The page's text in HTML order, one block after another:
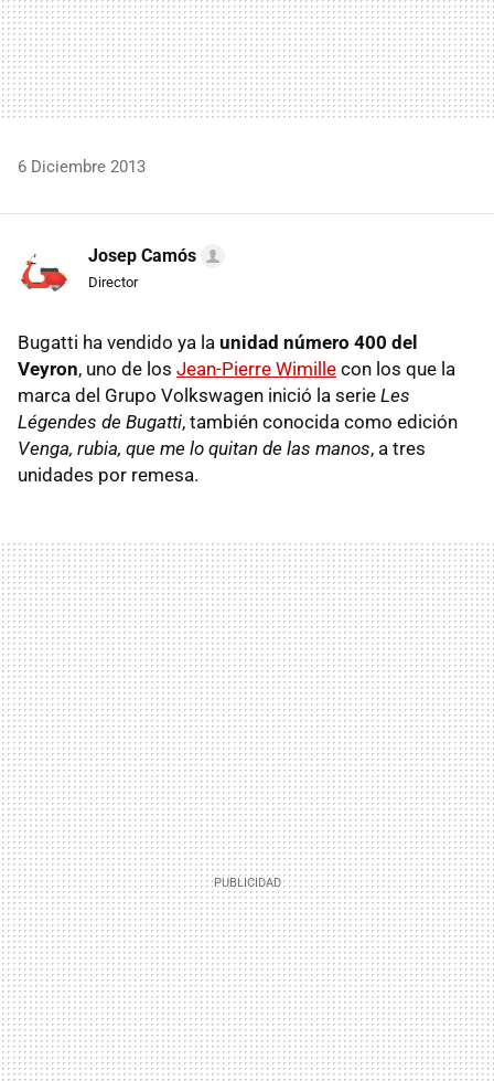
6 Diciembre 2013
Josep Camós
Director
Bugatti ha vendido ya la unidad número 400 del
Veyron, uno de los Jean-Pierre Wimille con los que la
marca del Grupo Volkswagen inició la serie Les
Légendes de Bugatti, también conocida como edición
Venga, rubia, que me lo quitan de las manos, a tres
unidades por remesa.